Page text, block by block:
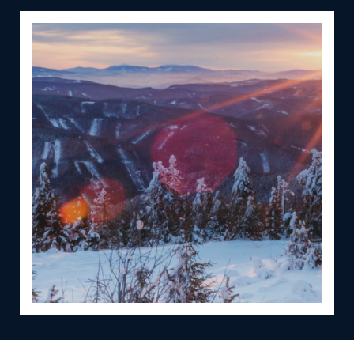
Zgoda na przetwarzanie danych
Jestem zainteresowany kredytem hipotecznym z
Jestem zainteresowany ofertą inwestycyjną 10,52%
Preferowany język
czeski
słowacki
polski
angielski
Wyrażam zgodę na przesyłanie informacji
Przetwarzanie informacjidane osobowe.